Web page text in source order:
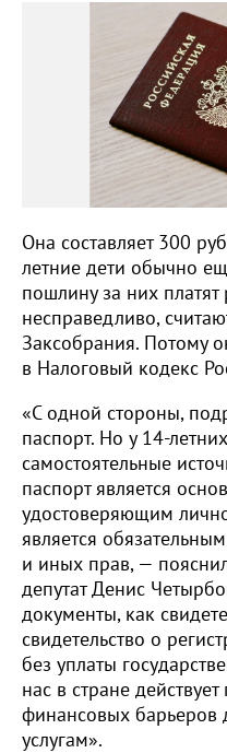
Она составляет 300
летние дети обычно
пошлину за них платят
несправедливо,
Заксобрания. Потому
в Налоговый кодекс
«С одной стороны,
паспорт. Но у 14-
самостоятельные
паспорт является
удостоверяющим
является
и иных прав, —
депутат Денис
документы, как
свидетельство о
без уплаты
нас в стране
финансовых барьеров
услугам».